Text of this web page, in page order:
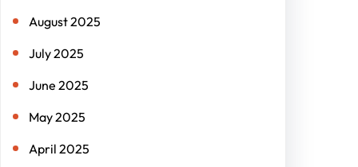
August 2025
July 2025
June 2025
May 2025
April 2025